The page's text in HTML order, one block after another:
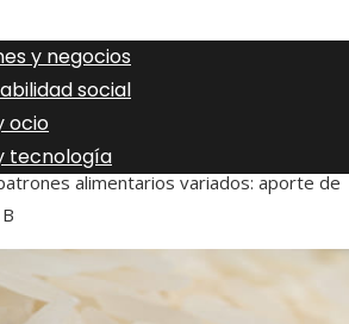
y negocios
social
ocio
tecnología
alimentarios variados: aporte de